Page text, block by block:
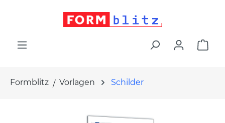
Formblitz Vorlagen Schilder